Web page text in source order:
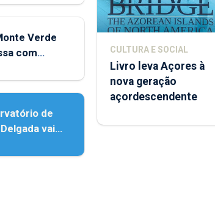
Verde
com
de
vai
CULTURA E SOCIAL
Livro leva Açores à
nova geração
açordescendente